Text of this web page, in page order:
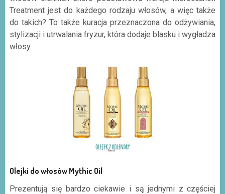
Treatment jest do każdego rodzaju włosów, a więc także
do takich? To także kuracja przeznaczona do odżywiania,
stylizacji i utrwalania fryzur, która dodaje blasku i wygładza
włosy.
Olejki do włosów Mythic Oil
Prezentują się bardzo ciekawie i są jednymi z częściej